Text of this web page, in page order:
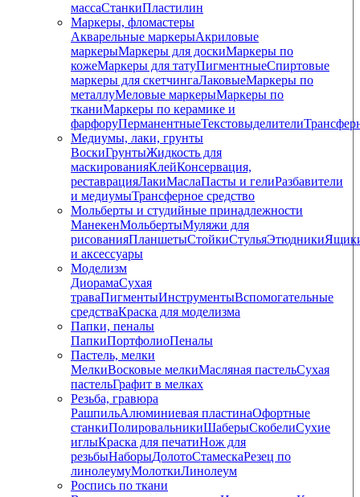
массаСтанкиПластилин
Маркеры, фломастеры
Акварельные маркерыАкриловые
маркерыМаркеры для доскиМаркеры по
кожеМаркеры для татуПигментныеCпиртовые
маркеры для скетчингаЛаковыеМаркеры по
металлуМеловые маркерыМаркеры по
тканиМаркеры по керамике и
фарфоруПерманентныеТекстовыделители
Медиумы, лаки, грунты
ВоскиГрунтыЖидкость для
маскированияКлейКонсервация,
реставрацияЛакиМаслаПасты и гелиРазбавители
и медиумыТрансферное средство
Мольберты и студийные принадлежности
МанекенМольбертыМуляжи для
рисованияПланшетыСтойкиСтульяЭтюдники
и аксессуары
Моделизм
ДиорамаСухая
траваПигментыИнструментыВспомогательные
средстваКраска для моделизма
Папки, пеналы
ПапкиПортфолиоПеналы
Пастель, мелки
МелкиВосковые мелкиМасляная пастельСухая
пастельГрафит в мелках
Резьба, гравюра
РашпильАлюминиевая пластинаОфортные
станкиПолировальникиШаберыСкобелиСухие
иглыКраска для печатиНож для
резьбыНаборыДолотоСтамескаРезец по
линолеумуМолоткиЛинолеум
Роспись по ткани